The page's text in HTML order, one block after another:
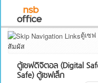
ตู้เซ
สัมผัส
ตู้เซฟดิจิตอล (Digital
Safe) ตู้เซฟเล็ก
Filter
by
ระบบตู้เซฟ
สแกน
ลายนิ้ว